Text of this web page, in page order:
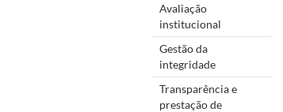
Avaliação
institucional
Gestão da
integridade
Transparência e
prestação de